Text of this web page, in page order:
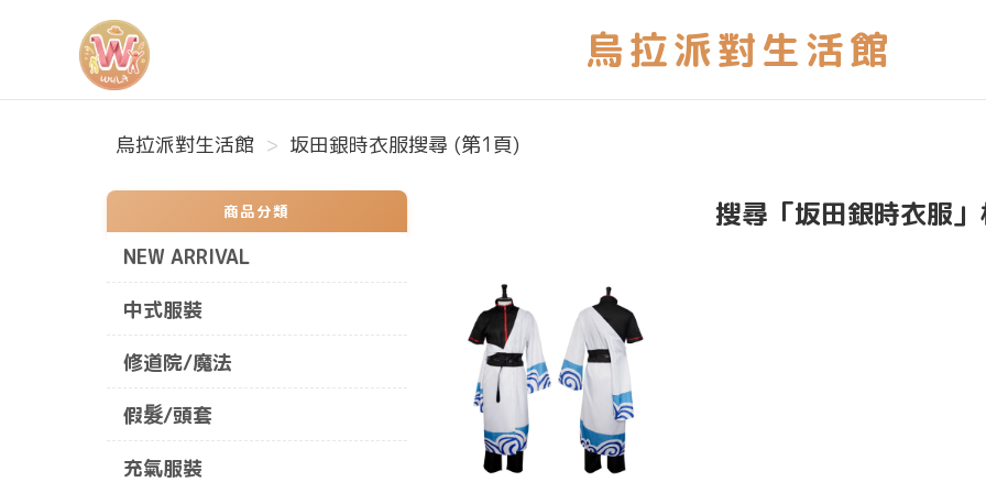
烏拉派對生活館
烏拉派對生活館 坂田銀時衣服搜尋 (第1頁)
商品分類
NEW ARRIVAL
中式服裝
修道院/魔法
假髮/頭套
充氣服裝
搜尋「坂田銀時衣服